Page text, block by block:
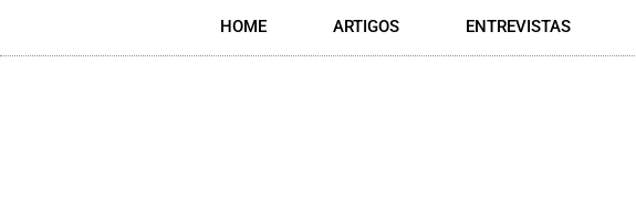
HOME ARTIGOS ENTREVISTAS